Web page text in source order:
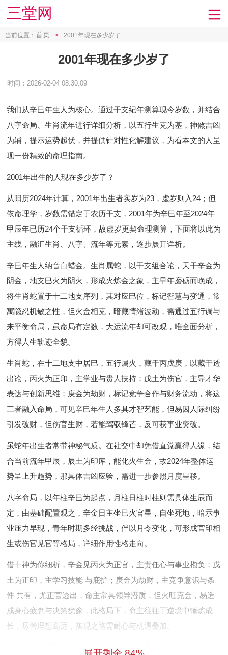
三堂网
当前位置： 首页 > 2001年现在多少岁了
2001年现在多少岁了
时间：2026-02-04 08:30:09
我们从辛巳年生人为核心。通过干支纪年测算现今岁数，并结合
八字命局、生肖流年进行详细分析，以五行生克为基，神煞吉凶
为辅，提示运势起伏，并提供针对性化解建议，为看本文的人呈
现一份精致的命理指南。
2001年出生的人现在多少岁了？
从阳历2024年计算，2001年出生者实岁为23，虚岁则入24；但
依命理学，岁数需锚定于农历干支，2001年为辛巳年至2024年
甲辰年已历24个干支循环，故虚岁更契命理测算，下面将以此为
主线，融汇生肖、八字、流年等元素，逐步展开详析。
辛巳年生人纳音白蜡金。生肖属蛇，以干支组合论，天干辛金为
阴金，地支巳火为阴火，形成火炼金之象，主早年磨砺而晚成，
将生肖蛇置于十二地支序列，其对应巳位，标记智慧与变通，常
寓隐忍机敏之性，但火金相克，暗藏情绪波动，需通过五行调与
来平衡命局，虽命局有定数，大运流年却可改观，唯全面分析，
方得人生轨迹全貌。
生肖蛇，在十二地支中居巳，五行属火，藏干丙戊庚，以藏干透
出论，丙火为正印，主学业与贵人扶持；戊土为伤官，主导才华
表达与创新思维；庚金为劫财，标记竞争合作与财务流动，将这
三者融入命局，可见辛巳年生人多具才智艺能，但易因人际纠纷
引发破财，但伤官生财，若能驾驭锋芒，反可获事业突破。
虽蛇年出生者常带神秘气质。在社交中却凭借直觉赢得人缘，结
合当前流年甲辰，辰土为印库，能化火生金，故2024年整体运
势呈上升趋势，那具体吉凶应验，需进一步参照月度星移。
八字命局，以年柱辛巳为起点，月柱日柱时柱则需具体生辰而
定，由基础配置观之，辛金日主坐巳火官星，自坐死地，暗示事
业压力早现，青年时期多经挑战，伴以月令变化，可形成官印相
生或伤官见官等格局，详细作用性格走向。
借十神为你细析，辛金见丙火为正官，主责任心与事业抱负；戊
土为正印，主学习技能 与庇护；庚金为劫财，主竞争意识与条
件 共有，尤正官透出，命主常具领导潜质，但火旺克金，易造
成身心疲惫与决策犹豫，此格局下，命主往往于逆境中锤炼成
长，尽管理想高远，实现之路需耐心与机遇叠加。
这从五行角度透视。火金相战，补水为急务，因水能润局调候，